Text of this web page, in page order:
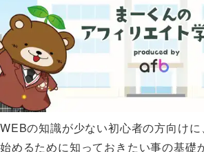
WEBの知識が少ない初心者の方向け
始めるために知っておきたい事の基礎